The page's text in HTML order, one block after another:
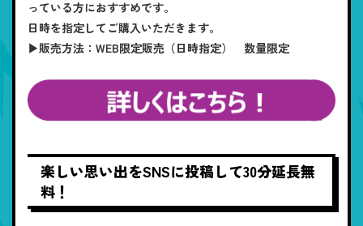
っている方におすすめです。
日時を指定してご購入いただきます。
▶販売方法：WEB限定販売（日時指定） 数量限定
楽しい思い出をSNSに投稿して30分延長無
料！